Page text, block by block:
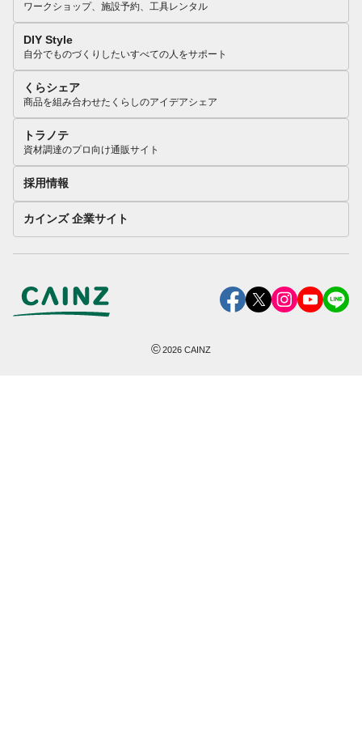
ワークショップ、施設予約、工具レンタル
DIY Style
自分でものづくりしたいすべての人をサポート
くらシェア
商品を組み合わせたくらしのアイデアシェア
トラノテ
資材調達のプロ向け通販サイト
採用情報
カインズ 企業サイト
©2026 CAINZ